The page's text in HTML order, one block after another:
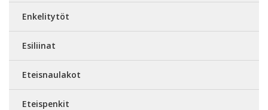
Enkelitytöt
Esiliinat
Eteisnaulakot
Eteispenkit